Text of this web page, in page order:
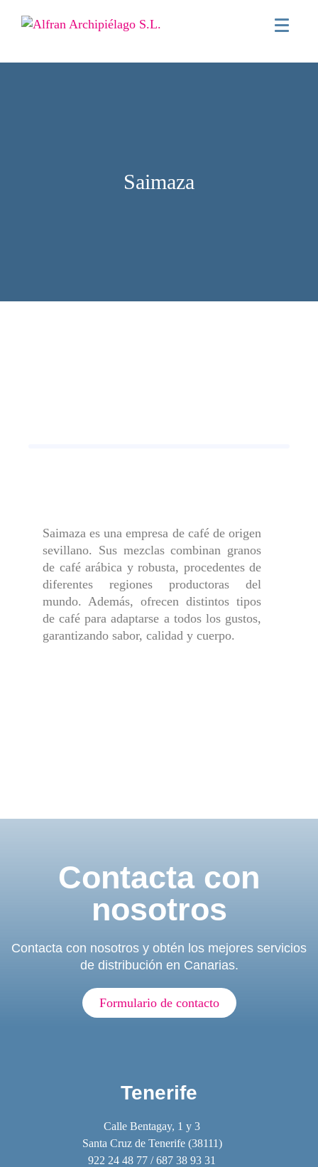
Saimaza
Saimaza es una empresa de café de origen
sevillano. Sus mezclas combinan granos
de café arábica y robusta, procedentes de
diferentes regiones productoras del
mundo. Además, ofrecen distintos tipos
de café para adaptarse a todos los gustos,
garantizando sabor, calidad y cuerpo.
Contacta con
nosotros
Contacta con nosotros y obtén los mejores servicios
de distribución en Canarias.
Formulario de contacto
Tenerife
Calle Bentagay, 1 y 3
Santa Cruz de Tenerife (38111)
922 24 48 77 / 687 38 93 31